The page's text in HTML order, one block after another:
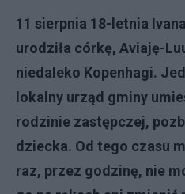
11 sierpnia 18-letnia
urodziła córkę, Aviaję-
niedaleko Kopenhagi.
lokalny urząd gminy
rodzinie zastępczej,
dziecka. Od tego czasu
raz, przez godzinę, nie